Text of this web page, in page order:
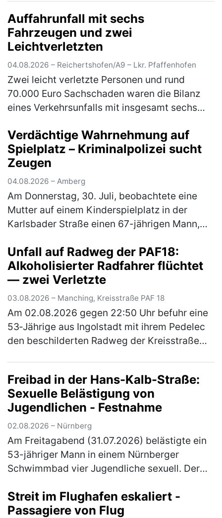
Auffahrunfall mit sechs
Fahrzeugen und zwei
Leichtverletzten
04.08.2026 – Reichertshofen/A9 – Lkr. Pfaffenhofen
Zwei leicht verletzte Personen und rund
70.000 Euro Sachschaden waren die Bilanz
eines Verkehrsunfalls mit insgesamt sechs
Montagabend gegen 20.00 Uhr. Ein 50-jäh…
(mehr)
Verdächtige Wahrnehmung auf
Spielplatz – Kriminalpolizei sucht
Zeugen
04.08.2026 – Amberg
Am Donnerstag, 30. Juli, beobachtete eine
Mutter auf einem Kinderspielplatz in der
Karlsbader Straße einen 67-jährigen Mann,
Kriminalpolizeiinspektion Amberg…(mehr)
Unfall auf Radweg der PAF18:
Alkoholisierter Radfahrer flüchtet
— zwei Verletzte
03.08.2026 – Manching, Kreisstraße PAF 18
Am 02.08.2026 gegen 22:50 Uhr befuhr eine
53‑Jährige aus Ingolstadt mit ihrem Pedelec
den beschilderten Radweg der Kreisstraße
Freibad in der Hans-Kalb-Straße:
Sexuelle Belästigung von
Jugendlichen - Festnahme
02.08.2026 – Nürnberg
Am Freitagabend (31.07.2026) belästigte ein
53-jähriger Mann in einem Nürnberger
Schwimmbad vier Jugendliche sexuell. Der
Haftbefehl gegen den Tatverdächtigen. Di…
(mehr)
Streit im Flughafen eskaliert -
Passagiere von Flug